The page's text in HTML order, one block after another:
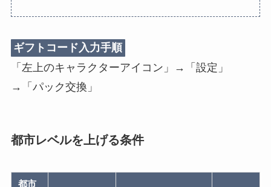
ギフトコード入力手順
「左上のキャラクターアイコン」→「設定」
→「パック交換」
都市レベルを上げる条件
都市